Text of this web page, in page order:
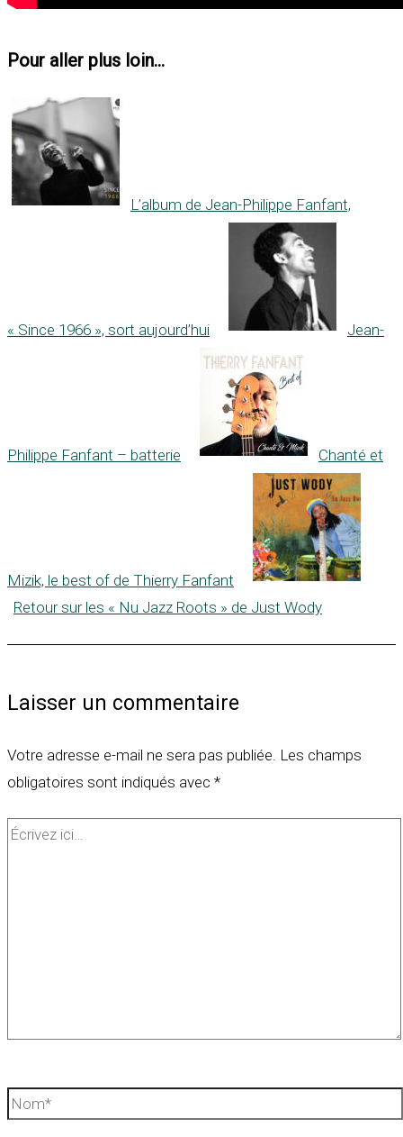
Pour aller plus loin...
L’album de Jean-Philippe Fanfant,
« Since 1966 », sort aujourd’hui Jean-
Philippe Fanfant – batterie Chanté et
Mizik, le best of de Thierry Fanfant
Retour sur les « Nu Jazz Roots » de Just Wody
Laisser un commentaire
Votre adresse e-mail ne sera pas publiée. Les champs
obligatoires sont indiqués avec *
Écrivez
Nom*